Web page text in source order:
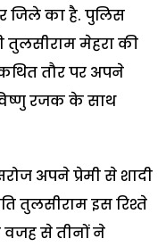
जिले का है. पुलिस
तुलसीराम मेहरा की
तौर पर अपने
रजक के साथ
अपने प्रेमी से शादी
तुलसीराम इस रिश्ते
वजह से तीनों ने